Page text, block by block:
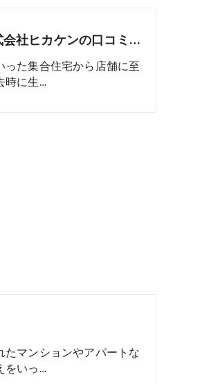
名古屋の原状回復･株式会社ヒカケンの口コミ情報
た集合住宅から店舗に至
時に生…
マンションやアパートな
をいっ…